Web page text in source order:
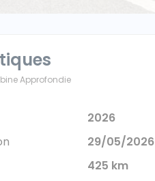
Approfondie
2026
29/05/2026
425 km